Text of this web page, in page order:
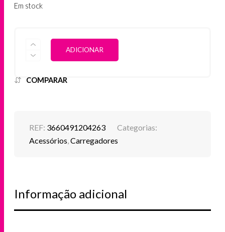
Em stock
QUANTIDADE
CARREGADOR
OSLO
ENERGY+
PRETA
ADICIONAR
COMPARAR
REF: 3660491204263
Categorias:
Acessórios ,Carregadores
Informação adicional